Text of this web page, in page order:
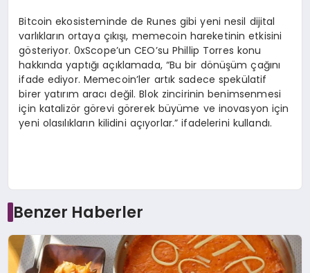
Bitcoin ekosisteminde de Runes gibi yeni nesil dijital
varlıkların ortaya çıkışı, memecoin hareketinin etkisini
gösteriyor. 0xScope’un CEO’su Phillip Torres konu
hakkında yaptığı açıklamada, “Bu bir dönüşüm çağını
ifade ediyor. Memecoin’ler artık sadece spekülatif
birer yatırım aracı değil. Blok zincirinin benimsenmesi
için katalizör görevi görerek büyüme ve inovasyon için
yeni olasılıkların kilidini açıyorlar.” ifadelerini kullandı.
Benzer Haberler